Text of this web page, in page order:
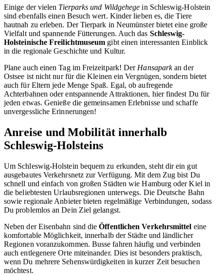
Einige der vielen Tierparks und Wildgehege in Schleswig-Holstein
sind ebenfalls einen Besuch wert. Kinder lieben es, die Tiere
hautnah zu erleben. Der Tierpark in Neumünster bietet eine große
Vielfalt und spannende Fütterungen. Auch das Schleswig-
Holsteinische Freilichtmuseum gibt einen interessanten Einblick
in die regionale Geschichte und Kultur.
Plane auch einen Tag im Freizeitpark! Der Hansaparkan der
Ostsee ist nicht nur für die Kleinen ein Vergnügen, sondern bietet
auch für Eltern jede Menge Spaß. Egal, ob aufregende
Achterbahnen oder entspannende Attraktionen, hier findest Du für
jeden etwas. Genieße die gemeinsamen Erlebnisse und schaffe
unvergessliche Erinnerungen!
Anreise und Mobilität innerhalb
Schleswig-Holsteins
Um Schleswig-Holstein bequem zu erkunden, steht dir ein gut
ausgebautes Verkehrsnetz zur Verfügung. Mit dem Zug bist Du
schnell und einfach von großen Städten wie Hamburg oder Kiel in
die beliebtesten Urlaubsregionen unterwegs. Die Deutsche Bahn
sowie regionale Anbieter bieten regelmäßige Verbindungen, sodass
Du problemlos an Dein Ziel gelangst.
Neben der Eisenbahn sind dieÖffentlichen Verkehrsmittel eine
komfortable Möglichkeit, innerhalb der Städte und ländlicher
Regionen voranzukommen. Busse fahren häufig und verbinden
auch entlegenere Orte miteinander. Dies ist besonders praktisch,
wenn Du mehrere Sehenswürdigkeiten in kurzer Zeit besuchen
möchtest.